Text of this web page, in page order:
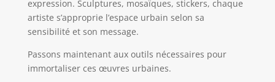
expression. Sculptures, mosaïques, stickers, chaque
artiste s’approprie l’espace urbain selon sa
sensibilité et son message.
Passons maintenant aux outils nécessaires pour
immortaliser ces œuvres urbaines.